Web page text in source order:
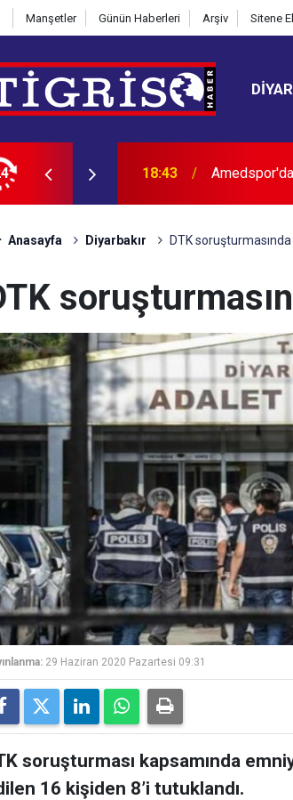
Manşetler Günün Haberleri Arşiv Sitene
18:39 Amedspor
Anasayfa Diyarbakır DTK
29 Haziran 2020 Pazartesi 09:31
soruşturması kapsamında
16 kişiden 8’i tutuklandı.